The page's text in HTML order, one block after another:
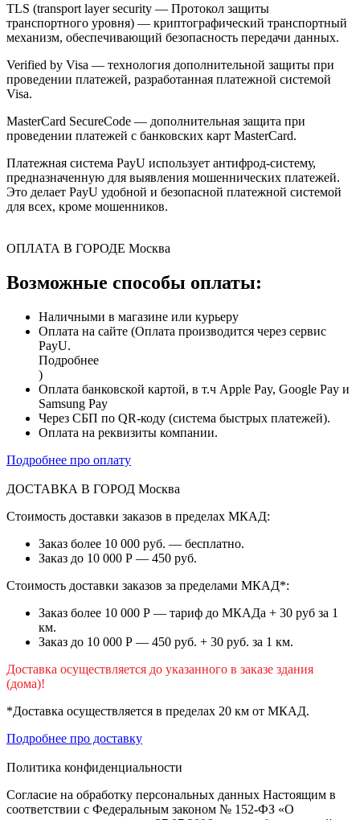
TLS (transport layer security — Протокол защиты
транспортного уровня) — криптографический транспортный
механизм, обеспечивающий безопасность передачи данных.
Verified by Visa — технология дополнительной защиты при
проведении платежей, разработанная платежной системой
Visa.
MasterCard SecureCode — дополнительная защита при
проведении платежей с банковских карт MasterCard.
Платежная система PayU использует антифрод-систему,
предназначенную для выявления мошеннических платежей.
Это делает PayU удобной и безопасной платежной системой
для всех, кроме мошенников.
ОПЛАТА В ГОРОДЕ Москва
Возможные способы оплаты:
Наличными в магазине или курьеру
Оплата на сайте (Оплата производится через сервис
PayU.
Подробнее
)
Оплата банковской картой, в т.ч Apple Pay, Google Pay и
Samsung Pay
Через СБП по QR-коду (система быстрых платежей).
Оплата на реквизиты компании.
Подробнее про оплату
ДОСТАВКА В ГОРОД Москва
Стоимость доставки заказов в пределах МКАД:
Заказ более 10 000 руб. — бесплатно.
Заказ до 10 000 Р — 450 руб.
Стоимость доставки заказов за пределами МКАД*:
Заказ более 10 000 Р — тариф до МКАДа + 30 руб за 1
км.
Заказ до 10 000 Р — 450 руб. + 30 руб. за 1 км.
Доставка осуществляется до указанного в заказе здания
(дома)!
*Доставка осуществляется в пределах 20 км от МКАД.
Подробнее про доставку
Политика конфиденциальности
Согласие на обработку персональных данных Настоящим в
соответствии с Федеральным законом № 152-ФЗ «О